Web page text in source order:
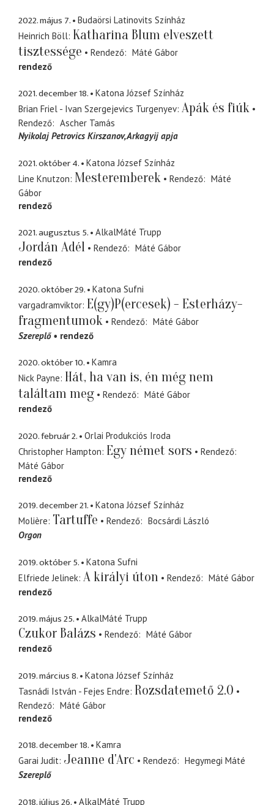
2022. május 7.
Budaörsi Latinovits Színház
Heinrich Böll Katharina Blum elveszett
tisztessége
Rendező
Máté Gábor
rendező
2021. december 18.
Katona József Színház
Brian Friel - Ivan Szergejevics Turgenyev Apák és fiúk
Rendező
Ascher Tamás
Nyikolaj Petrovics Kirszanov Arkagyij apja
2021. október 4.
Katona József Színház
Line Knutzon Mesteremberek Rendező
Máté
Gábor
rendező
2021. augusztus 5. AlkalMáté Trupp
Jordán Adél Rendező
Máté Gábor
rendező
2020. október 29.
Katona Sufni
vargadramviktor E(gy)P(ercesek) - Esterházy-
fragmentumok
Rendező
Máté Gábor
Szereplő
rendező
2020. október 10.
Kamra
Nick Payne Hát, ha van is, én még nem
találtam meg
Rendező
Máté Gábor
rendező
2020. február 2.
Orlai Produkciós Iroda
Christopher Hampton Egy német sors
Rendező
Máté Gábor
rendező
2019. december 21.
Katona József Színház
Molière Tartuffe Rendező
Bocsárdi László
Orgon
2019. október 5.
Katona Sufni
Elfriede Jelinek A királyi úton Rendező
Máté Gábor
rendező
2019. május 25. AlkalMáté Trupp
Czukor Balázs Rendező
Máté Gábor
rendező
2019. március 8.
Katona József Színház
Tasnádi István - Fejes Endre Rozsdatemető 2.0
Rendező
Máté Gábor
rendező
2018. december 18.
Kamra
Garai Judit Jeanne d'Arc Rendező
Hegymegi Máté
Szereplő
AlkalMáté Trupp